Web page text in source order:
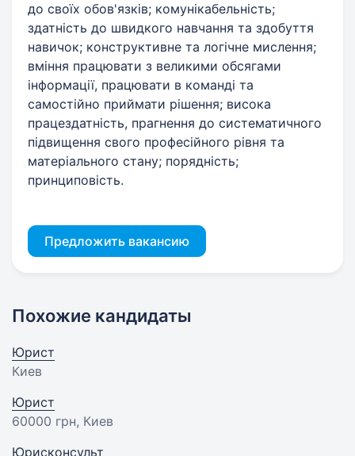
до своїх обов'язків; комунікабельність;
здатність до швидкого навчання та здобуття
навичок; конструктивне та логічне мислення;
вміння працювати з великими обсягами
інформації, працювати в команді та
самостійно приймати рішення; висока
працездатність, прагнення до систематичного
підвищення свого професійного рівня та
матеріального стану; порядність;
принциповість.
Предложить вакансию
Похожие кандидаты
Юрист
Киев
Юрист
60000 грн, Киев
Юрисконсульт